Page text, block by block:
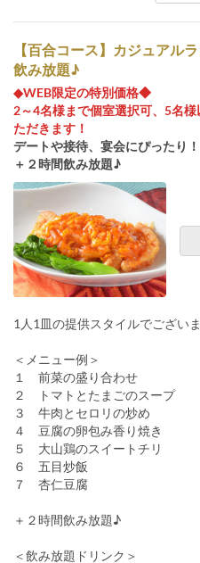
【百合コース】カジュア
飲み放題♪
◆WEB限定の特別価格◆
2～4名様まで個室選択可、5名
ただきます！
デートや接待、宴会にぴったり！
＋２時間飲み放題♪
1人1皿の提供スタイルでございま
＜メニュー例＞
１ 前菜の盛り合わせ
２ トマトとたまごのスープ
３ 牛肉とセロリの炒め
４ 豆腐の卵包み香り焼き
５ 大山鶏のスイートチリ
６ 五目炒飯
７ 杏仁豆腐
＋２時間飲み放題♪
＜飲み放題ドリンク＞